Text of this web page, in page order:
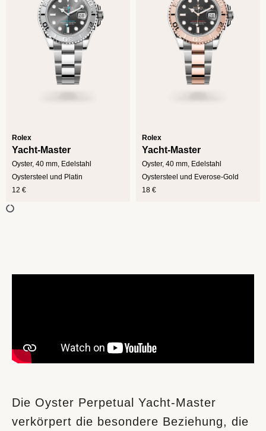
Rolex
Yacht-Master
Oyster, 40 mm, Edelstahl
Oystersteel und Platin
12 €
Rolex
Yacht-Master
Oyster, 40 mm, Edelstahl
Oystersteel und Everose-Gold
18 €
Die Oyster Perpetual Yacht‑Master
verkörpert die besondere Beziehung, die